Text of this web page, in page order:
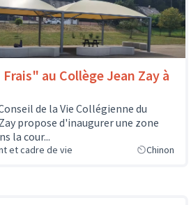
Frais" au Collège Jean Zay à
de la Vie Collégienne du
propose d'inaugurer une zone
la cour...
et cadre de vie Chinon